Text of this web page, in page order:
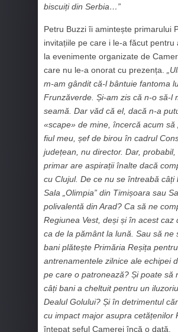
biscuiți din Serbia…”
Petru Buzzi îi amintește primarului
invitațiile pe care i le-a făcut pentru
la evenimente organizate de
care nu le-a onorat cu prezența.
m-am gândit că-l bântuie fantoma
Frunzăverde. Și-am zis că n-o să-l
seamă. Dar văd că el, dacă n-a
«scape» de mine, încercă acum să
fiul meu, șef de birou în cadrul
județean, nu director. Dar,
primar are aspirații înalte dacă
cu Clujul. De ce nu se întreabă câți
Sala „Olimpia” din Timișoara sau
polivalentă din Arad? Ca să ne
Regiunea Vest, deși și în acest caz
ca de la pământ la lună. Sau să ne
bani plătește Primăria Reșița pentru
antrenamentele zilnice ale echipei
pe care o patronează? Și poate să
câți bani a cheltuit pentru un
Dealul Golului? Și în detrimentul
cu impact major asupra cetățenilor
înțepat șeful Camerei încă o dată.